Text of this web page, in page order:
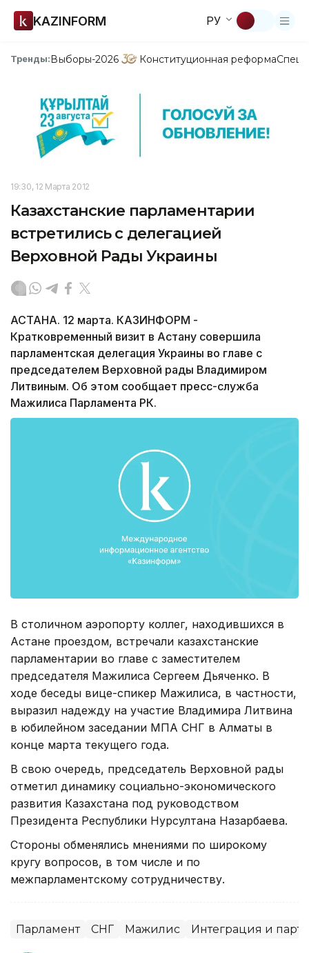
KAZINFORM РУ
Тренды:Выборы-2026 Конституционная реформа
19:30, 12 Марта 2012
Казахстанские парламентарии
встретились с делегацией
Верховной Рады Украины
АСТАНА. 12 марта. КАЗИНФОРМ -
Кратковременный визит в Астану совершила
парламентская делегация Украины во главе с
председателем Верховной рады Владимиром
Литвиным. Об этом сообщает пресс-служба
Мажилиса Парламента РК.
В столичном аэропорту коллег, находившихся в
Астане проездом, встречали казахстанские
парламентарии во главе с заместителем
председателя Мажилиса Сергеем Дьяченко. В
ходе беседы вице-спикер Мажилиса, в частности,
выразил надежду на участие Владимира Литвина
в юбилейном заседании МПА СНГ в Алматы в
конце марта текущего года.
В свою очередь, председатель Верховной рады
отметил динамику социально-экономического
развития Казахстана под руководством
Президента Республики Нурсултана Назарбаева.
Стороны обменялись мнениями по широкому
кругу вопросов, в том числе и по
межпарламентскому сотрудничеству.
Парламент СНГ Мажилис Интеграция и